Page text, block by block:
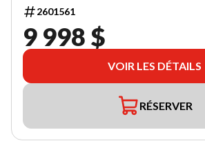
2601561
9 998 $
VOIR LES DÉTAILS
RÉSERVER